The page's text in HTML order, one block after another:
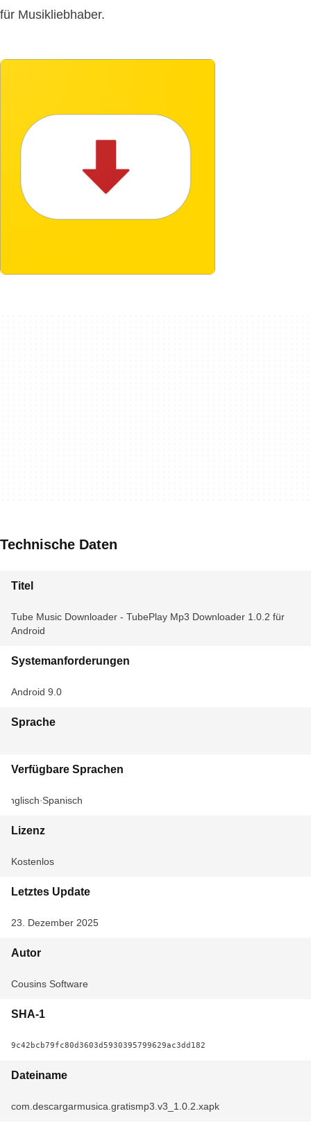
für Musikliebhaber.
Technische Daten
Titel
Tube Music Downloader - TubePlay Mp3 Downloader 1.0.2 für
Android
Systemanforderungen
Android 9.0
Sprache
Verfügbare Sprachen
Englisch Spanisch
Lizenz
Kostenlos
Letztes Update
23. Dezember 2025
Autor
Cousins Software
SHA-1
9c42bcb79fc80d3603d5930395799629ac3dd182
Dateiname
com.descargarmusica.gratismp3.v3_1.0.2.xapk